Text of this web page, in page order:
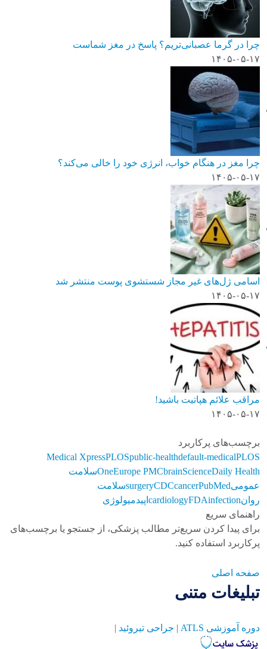
چرا در گرما عصبانی‌تریم؟ پاسخ در مغز شماست
۱۴۰۵-۰۵-۱۷
چرا مغز در هنگام خواب، انرژی خود را خالی می‌کند؟
۱۴۰۵-۰۵-۱۷
اسامی ژل‌های غیر مجاز شستشوی پوست منتشر شد
۱۴۰۵-۰۵-۱۷
مراقب علائم هپاتیت باشید!
۱۴۰۵-۰۵-۱۷
برچسب‌های پرکاربرد
Medical XpressPLOSpublic-healthdefault-medicalPLOS
OneEurope PMCbrainScienceDaily Health
سلامت
عمومی
surgeryCDCcancerPubMed
سلامت
روان
cardiologyFDAinfection
اپیدمیولوژی
راهنمای سریع
برای پیدا کردن سریع‌تر مطالب پزشکی، از جستجو یا برچسب‌های
پرکاربرد استفاده کنید.
صفحه اصلی
تبلیغات متنی
دوره آموزشی ATLS جراحی تیروئید